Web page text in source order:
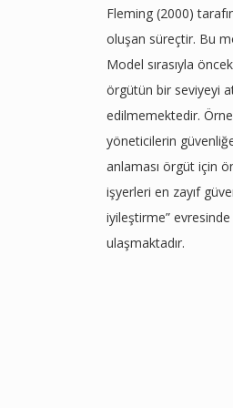
Fleming (2000)
oluşan süreçtir. Bu
Model sırasıyla
örgütün bir seviyeyi
edilmemektedir.
yöneticilerin
anlaması örgüt için
işyerleri en zayıf
iyileştirme” evresinde
ulaşmaktadır.